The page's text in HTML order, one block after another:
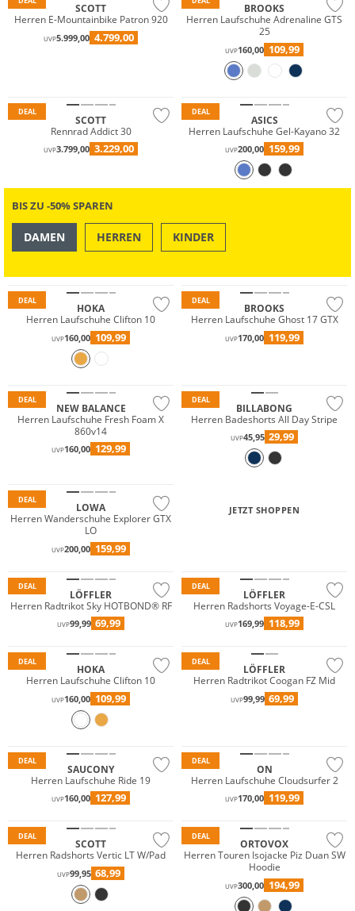
SCOTT
Herren E-Mountainbike Patron 920
UVP5.999,00 4.799,00
BROOKS
Herren Laufschuhe Adrenaline GTS
25
UVP160,00 109,99
DEAL
SCOTT
Rennrad Addict 30
UVP3.799,00 3.229,00
DEAL
ASICS
Herren Laufschuhe Gel-Kayano 32
UVP200,00 159,99
BIS ZU -50% SPAREN
DAMEN HERREN KINDER
DEAL
HOKA
Herren Laufschuhe Clifton 10
UVP160,00 109,99
DEAL
GORE-TEX
BROOKS
Herren Laufschuhe Ghost 17 GTX
UVP170,00 119,99
DEAL
NEW BALANCE
Herren Laufschuhe Fresh Foam X
860v14
UVP160,00 129,99
DEAL
BILLABONG
Herren Badeshorts All Day Stripe
UVP45,95 29,99
DEAL
LOWA
Herren Wanderschuhe Explorer GTX
LO
UVP200,00 159,99
JETZT SHOPPEN
DEAL
LÖFFLER
Herren Radtrikot Sky HOTBOND® RF
UVP99,99 69,99
DEAL
LÖFFLER
Herren Radshorts Voyage-E-CSL
UVP169,99 118,99
DEAL
HOKA
Herren Laufschuhe Clifton 10
UVP160,00 109,99
DEAL
LÖFFLER
Herren Radtrikot Coogan FZ Mid
UVP99,99 69,99
DEAL
SAUCONY
Herren Laufschuhe Ride 19
UVP160,00 127,99
DEAL
ON
Herren Laufschuhe Cloudsurfer 2
UVP170,00 119,99
DEAL
SCOTT
Herren Radshorts Vertic LT W/Pad
UVP99,95 68,99
DEAL
ORTOVOX
Herren Touren Isojacke Piz Duan SW
Hoodie
UVP300,00 194,99